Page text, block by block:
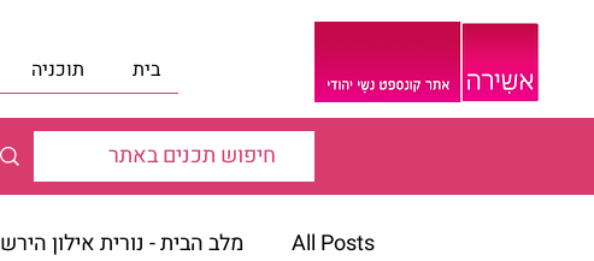
בית תוכניה
All Posts מלב הבית - נורית אילון הירש